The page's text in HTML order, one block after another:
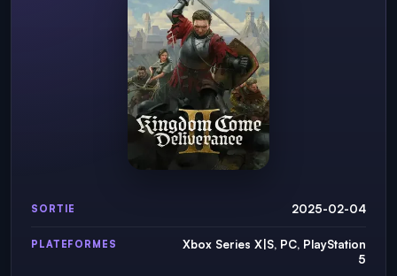
SORTIE 2025-02-04
PLATEFORMES
Xbox Series X|S, PC, PlayStation
5